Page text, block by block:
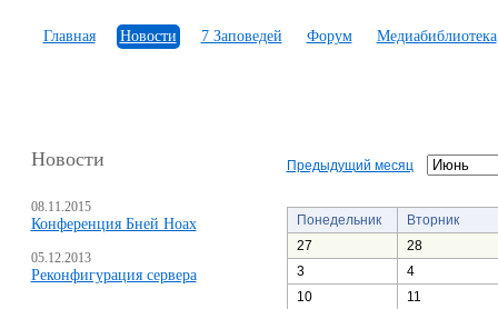
Главная Новости 7 Заповедей Форум Медиабиблиотека
Новости
08.11.2015
Конференция Бней Ноах
05.12.2013
Реконфигурация сервера
Предыдущий месяц
Понедельник
Вторник
27
28
3
4
10
11